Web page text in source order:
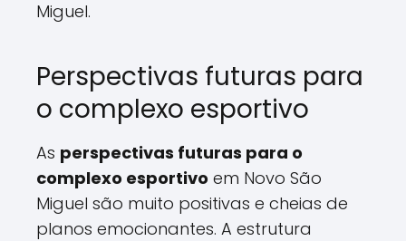
Miguel.
Perspectivas futuras para
o complexo esportivo
As perspectivas futuras para o
complexo esportivo em Novo São
Miguel são muito positivas e cheias de
planos emocionantes. A estrutura